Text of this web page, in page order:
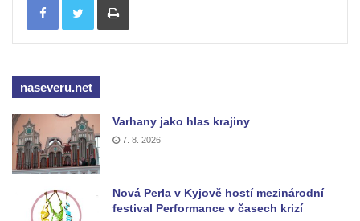
Kenotaf Emila Posselta na hřbitově v
Krásné u Pěnčína
Kenotaf Edmunda Andera na hřbitově v
Krásné u Pěnčína
Hřbitovní kaple rodiny Fiedler na hřbitově v
Teplicích nad Metují
naseveru.net
Varhany jako hlas krajiny
7. 8. 2026
Nová Perla v Kyjově hostí mezinárodní
festival Performance v časech krizí